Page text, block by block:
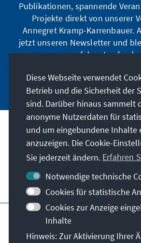
Publikationen, spannende
Projekte direkt von unserer
Annegret Kramp-Karrenbauer.
jetzt unseren Newsletter und
auf dem
Jetzt
Unser Auftrag
Kontakt
Weitere Angebote der Stiftung
Impressum
Erklärung zur Barrierefreiheit
Diese Webseite verwendet
Betrieb und die Sicherheit der
sind. Darüber hinaus sammelt
anonyme Nutzerdaten für
und um eingebundene Inhalte
anzuzeigen. Die Cookie-
Sie jederzeit ändern. Erfahren
Notwendige technische
Cookies für statistische
Cookies zur Anzeige
Inhalte
Hinweis: Zur Aktivierung Ihrer